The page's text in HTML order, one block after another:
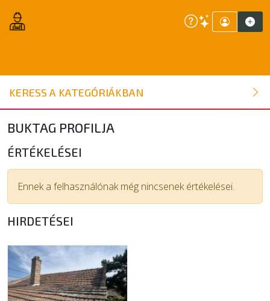
KERESS A KATEGÓRIÁKBAN
ÉPÍTŐANYAG
NYÍLÁSZÁRÓ
FAANYAG
BELSŐÉPÍTÉSZETI ÉPÍTŐANYAG
SZERSZÁM, ALKATRÉSZ
KERTI ÉPÍTŐANYAG
EGYÉB
BUKTAG PROFILJA
ÉRTÉKELÉSEI
Ennek a felhasználónak még nincsenek értékelései.
HIRDETÉSEI